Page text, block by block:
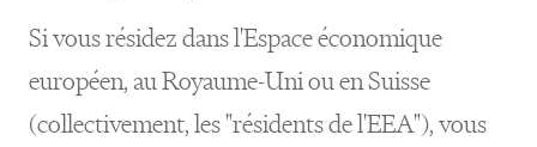
Si vous résidez dans l'Espace économique
européen, au Royaume-Uni ou en Suisse
(collectivement, les "résidents de l'EEA"), vous